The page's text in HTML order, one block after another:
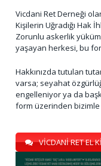
Vicdani Ret Derneği
Kişilerin Uğradığı Hak
Zorunlu askerlik
yaşayan herkesi, bu
Hakkınızda tutulan
varsa; seyahat
engelleniyor ya da
form üzerinden
VİCDANİ RET EL